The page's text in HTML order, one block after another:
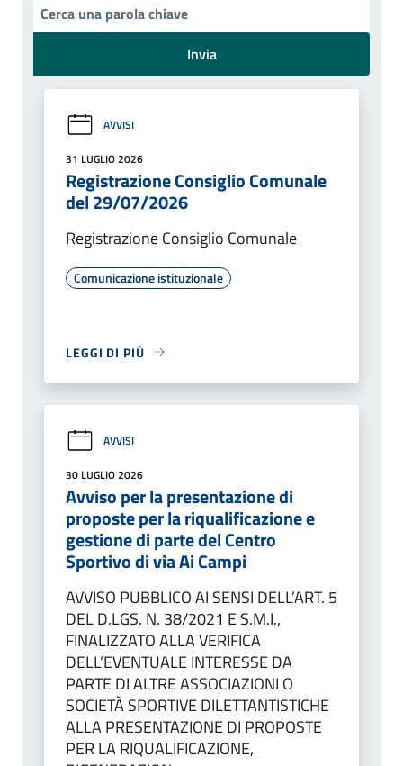
Invia
AVVISI
31 LUGLIO 2026
Registrazione Consiglio Comunale
del 29/07/2026
Registrazione Consiglio Comunale
Comunicazione istituzionale
LEGGI DI PIÙ
AVVISI
30 LUGLIO 2026
Avviso per la presentazione di
proposte per la riqualificazione e
gestione di parte del Centro
Sportivo di via Ai Campi
AVVISO PUBBLICO AI SENSI DELL’ART. 5
DEL D.LGS. N. 38/2021 E S.M.I.,
FINALIZZATO ALLA VERIFICA
DELL’EVENTUALE INTERESSE DA
PARTE DI ALTRE ASSOCIAZIONI O
SOCIETÀ SPORTIVE DILETTANTISTICHE
ALLA PRESENTAZIONE DI PROPOSTE
PER LA RIQUALIFICAZIONE,